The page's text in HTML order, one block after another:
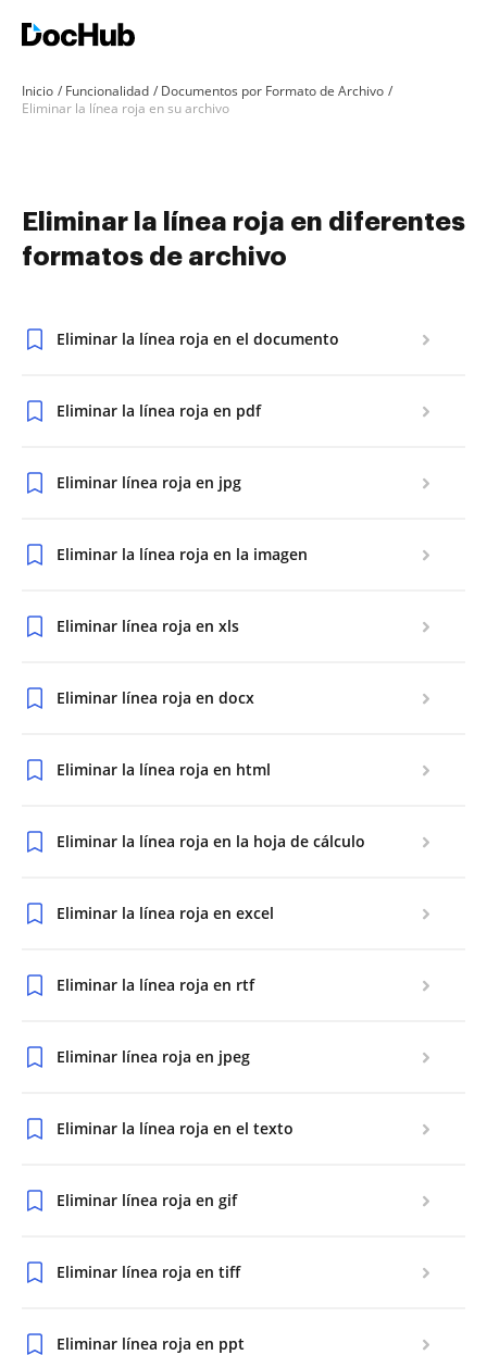
Inicio Funcionalidad
Documentos por Formato de Archivo
Eliminar la línea roja en su archivo
Eliminar la línea roja en diferentes
formatos de archivo
Eliminar la línea roja en el documento
Eliminar la línea roja en pdf
Eliminar línea roja en jpg
Eliminar la línea roja en la imagen
Eliminar línea roja en xls
Eliminar línea roja en docx
Eliminar la línea roja en html
Eliminar la línea roja en la hoja de cálculo
Eliminar la línea roja en excel
Eliminar la línea roja en rtf
Eliminar línea roja en jpeg
Eliminar la línea roja en el texto
Eliminar línea roja en gif
Eliminar línea roja en tiff
Eliminar línea roja en ppt